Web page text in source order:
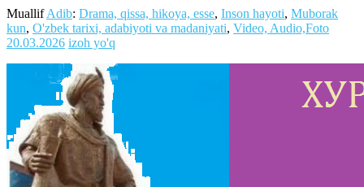
MuallifAdib: Drama, qissa, hikoya, esse, Inson hayoti, Muborak
kun, O'zbek tarixi, adabiyoti va madaniyati, Video, Audio,Foto
20.03.2026 izoh yo'q